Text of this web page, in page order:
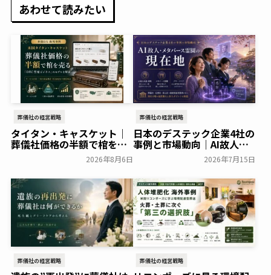
あわせて読みたい
葬儀社の経営戦略
タイタン・キャスケット｜
葬儀社価格の半額で棺を売
る「DTC型棺ビジネス」の
2026年8月6日
葬儀社の経営戦略
日本のデステック企業4社の
事例と市場動向｜AI故人・
メタバース霊園の現在地
2026年7月15日
葬儀社の経営戦略 葬儀社の経営戦略